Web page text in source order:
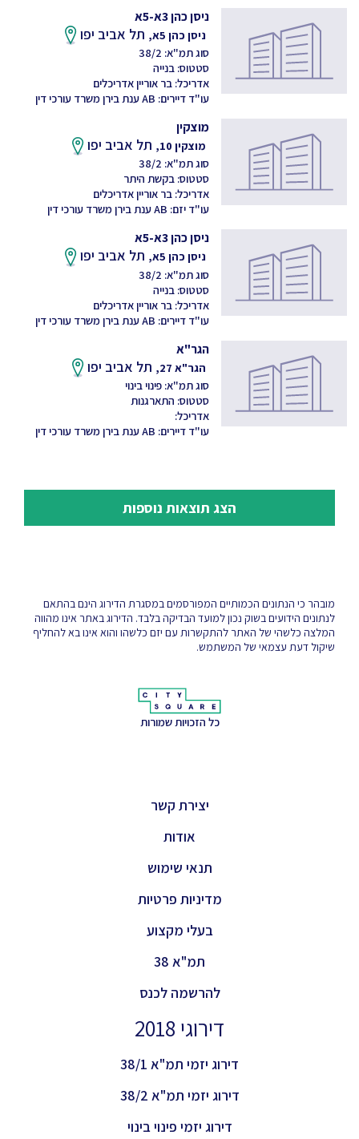
ניסן כהן 3א-5א
ניסן כהן 5א, תל אביב יפו
סוג תמ"א: 38/2
סטטוס: בנייה
אדריכל: בר אוריין אדריכלים
עו"ד דיירים: AB ענת בירן משרד עורכי דין
מוצקין
מוצקין 10, תל אביב יפו
סוג תמ"א: 38/2
סטטוס: בקשת היתר
אדריכל: בר אוריין אדריכלים
עו"ד יזם: AB ענת בירן משרד עורכי דין
ניסן כהן 3א-5א
ניסן כהן 5א, תל אביב יפו
סוג תמ"א: 38/2
סטטוס: בנייה
אדריכל: בר אוריין אדריכלים
עו"ד דיירים: AB ענת בירן משרד עורכי דין
הגר"א
הגר"א 27, תל אביב יפו
סוג תמ"א: פינוי בינוי
סטטוס: התארגנות
אדריכל:
עו"ד דיירים: AB ענת בירן משרד עורכי דין
הצג תוצאות נוספות
מובהר כי הנתונים הכמותיים המפורסמים במסגרת הדירוג הינם בהתאם
לנתונים הידועים בשוק נכון למועד הבדיקה בלבד. הדירוג באתר אינו מהווה
המלצה כלשהי של האתר להתקשרות עם יזם כלשהו והוא אינו בא להחליף
שיקול דעת עצמאי של המשתמש.
כל הזכויות שמורות
יצירת קשר
אודות
תנאי שימוש
מדיניות פרטיות
בעלי מקצוע
תמ"א 38
להרשמה לכנס
דירוגי 2018
דירוג יזמי תמ"א 38/1
דירוג יזמי תמ"א 38/2
דירוג יזמי פינוי בינוי